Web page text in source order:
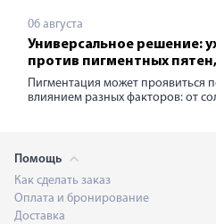
06 августа
Универсальное решение:
против пигментных пятен,
постакне и возрастных
изменений
Пигментация может проявиться
влиянием разных факторов: от
Объединяет эти причины одно:
выработки пигмента меланина.
вернуть коже ровный тон и
пигментации? Строим стратегию
шаг за шагом.
Помощь
Как сделать заказ
Оплата и бронирование
Доставка